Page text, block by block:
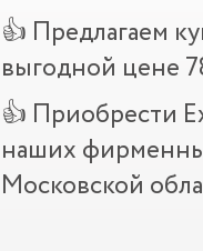
👍 Предлагаем
выгодной цене
👍 Приобрести
наших
Московской